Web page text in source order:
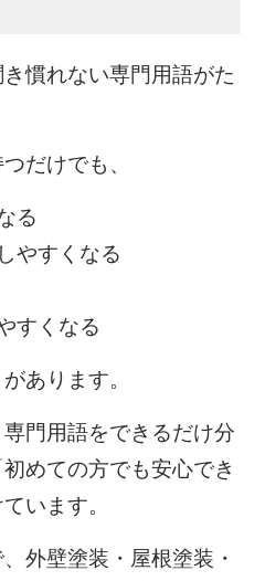
慣れない専門用語がた
だけでも、
る
やすくなる
すくなる
あります。
門用語をできるだけ分
めての方でも安心でき
います。
外壁塗装・屋根塗装・